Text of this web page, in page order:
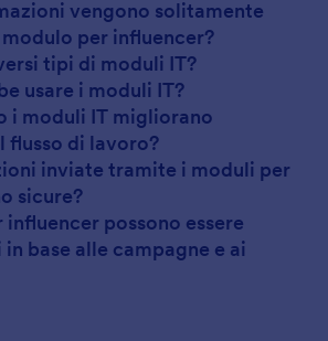
vengono solitamente
per influencer?
tipi di moduli IT?
usare i moduli IT?
i moduli IT migliorano
flusso di lavoro?
inviate tramite i moduli per
sicure?
influencer possono essere
base alle campagne e ai